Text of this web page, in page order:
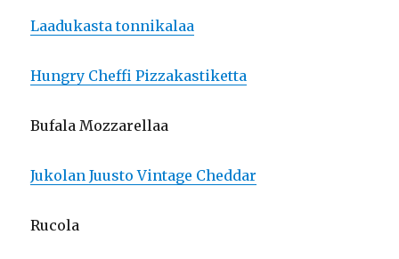
Laadukasta tonnikalaa
Hungry Cheffi Pizzakastiketta
Bufala Mozzarellaa
Jukolan Juusto Vintage Cheddar
Rucola